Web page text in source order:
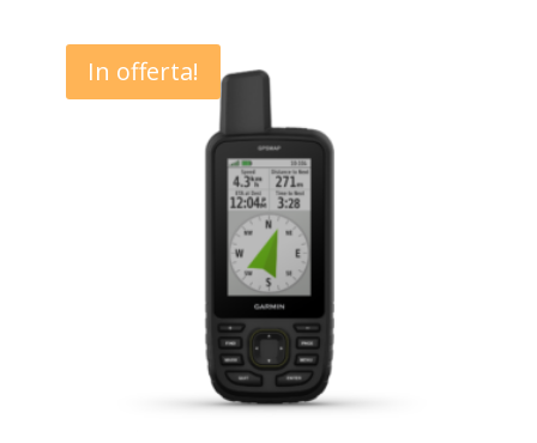
era:
€ 649,99.
è:
€ 589,00.
In offerta!